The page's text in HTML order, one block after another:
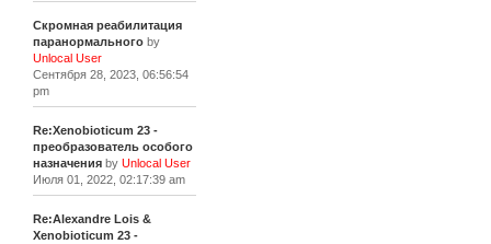
Скромная реабилитация
паранормальногоby
Unlocal User
Сентября 28, 2023, 06:56:54
pm
Re:Xenobioticum 23 -
преобразователь особого
назначенияby Unlocal User
Июля 01, 2022, 02:17:39 am
Re:Alexandre Lois &
Xenobioticum 23 -